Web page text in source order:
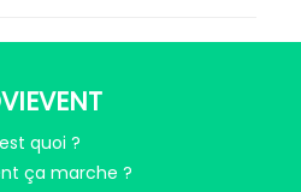
quoi ?
ça marche ?